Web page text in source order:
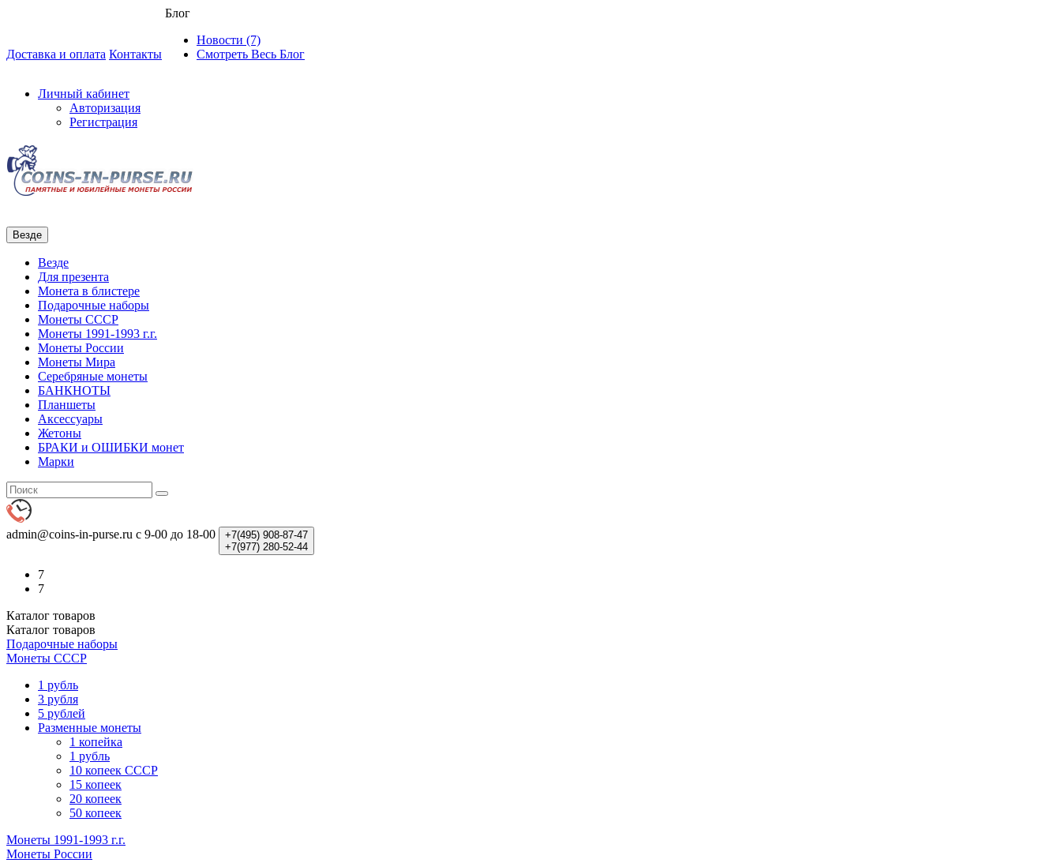
Доставка и оплата Контакты
Блог
Новости (7)
Смотреть Весь Блог
Личный кабинет
Авторизация
Регистрация
Везде
Везде
Для презента
Монета в блистере
Подарочные наборы
Монеты СССР
Монеты 1991-1993 г.г.
Монеты России
Монеты Мира
Серебряные монеты
БАНКНОТЫ
Планшеты
Аксессуары
Жетоны
БРАКИ и ОШИБКИ монет
Марки
admin@coins-in-purse.ru с 9-00 до 18-00 +7(495) 908-87-47
+7(977) 280-52-44
7
7
Каталог товаров
Каталог товаров
Подарочные наборы
Монеты СССР
1 рубль
3 рубля
5 рублей
Разменные монеты
1 копейка
1 рубль
10 копеек СССР
15 копеек
20 копеек
50 копеек
Монеты 1991-1993 г.г.
Монеты России